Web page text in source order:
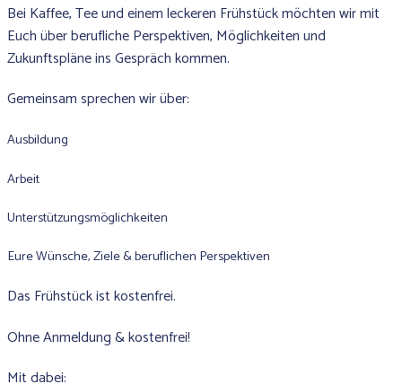
Bei Kaffee, Tee und einem leckeren Frühstück möchten wir mit
Euch über berufliche Perspektiven, Möglichkeiten und
Zukunftspläne ins Gespräch kommen.
Gemeinsam sprechen wir über:
Ausbildung
Arbeit
Unterstützungsmöglichkeiten
Eure Wünsche, Ziele & beruflichen Perspektiven
Das Frühstück ist kostenfrei.
Ohne Anmeldung & kostenfrei!
Mit dabei: